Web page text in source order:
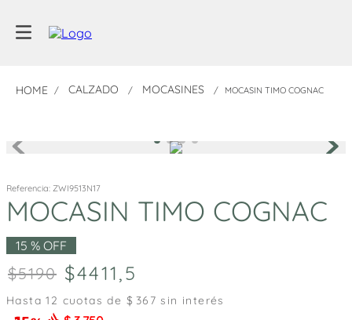
CALZADO MOCASINES MOCASIN TIMO COGNAC
Referencia: ZWI9513N17
MOCASIN TIMO COGNAC
15 % OFF
5190 4411, 5
Hasta12 cuotas de $ 367 sin interés